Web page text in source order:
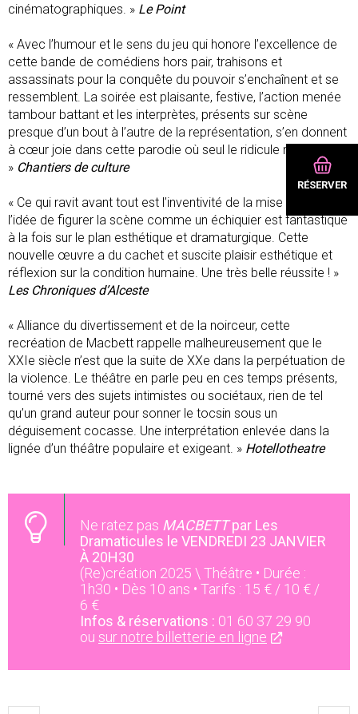
RÉSERVER
cinématographiques. » Le Point
« Avec l’humour et le sens du jeu qui honore l’excellence de
cette bande de comédiens hors pair, trahisons et
assassinats pour la conquête du pouvoir s’enchaînent et se
ressemblent. La soirée est plaisante, festive, l’action menée
tambour battant et les interprètes, présents sur scène
presque d’un bout à l’autre de la représentation, s’en donnent
à cœur joie dans cette parodie où seul le ridicule ne tue pas.
» Chantiers de culture
« Ce qui ravit avant tout est l’inventivité de la mise en scène :
l’idée de figurer la scène comme un échiquier est fantastique
à la fois sur le plan esthétique et dramaturgique. Cette
nouvelle œuvre a du cachet et suscite plaisir esthétique et
réflexion sur la condition humaine. Une très belle réussite ! »
Les Chroniques d’Alceste
« Alliance du divertissement et de la noirceur, cette
recréation de Macbett rappelle malheureusement que le
XXIe siècle n’est que la suite de XXe dans la perpétuation de
la violence. Le théâtre en parle peu en ces temps présents,
tourné vers des sujets intimistes ou sociétaux, rien de tel
qu’un grand auteur pour sonner le tocsin sous un
déguisement cocasse. Une interprétation enlevée dans la
lignée d’un théâtre populaire et exigeant. » Hotellotheatre
Ne ratez pas MACBETTpar Les
Dramaticules le VENDREDI 23 JANVIER
À 20H30
(Re)création 2025 \ Théâtre • Durée :
1h30 • Dès 10 ans • Tarifs : 15 € / 10 € /
6 €
Infos & réservations : 01 60 37 29 90
ou sur notre billetterie en ligne